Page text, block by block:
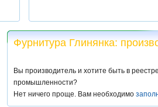
Фурнитура Глинянка:
Вы производитель и хотите быть в
промышленности?
Нет ничего проще. Вам необходимо